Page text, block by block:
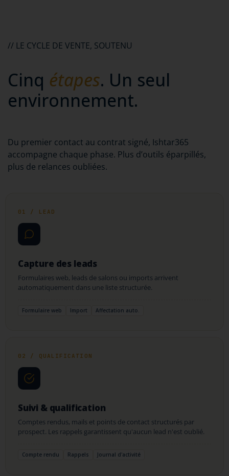
// LE CYCLE DE VENTE, SOUTENU
Cinq étapes. Un seul
environnement.
Du premier contact au contrat signé, Ishtar365
accompagne chaque phase. Plus d’outils éparpillés,
plus de relances oubliées.
01 / LEAD
Capture des leads
Formulaires web, leads de salons ou imports arrivent
automatiquement dans une liste structurée.
Formulaire web Import Affectation auto.
02 / QUALIFICATION
Suivi & qualification
Comptes rendus, mails et points de contact structurés par
prospect. Les rappels garantissent qu'aucun lead n'est oublié.
Compte rendu Rappels Journal d'activité